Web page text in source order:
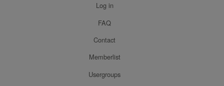
Log in
FAQ
Contact
Memberlist
Usergroups